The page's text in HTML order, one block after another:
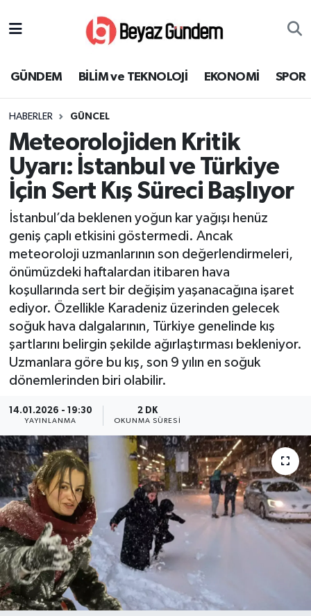
GÜNDEM BİLİM ve TEKNOLOJİ EKONOMİ SPOR
HABERLER GÜNCEL
Meteorolojiden Kritik
Uyarı: İstanbul ve Türkiye
İçin Sert Kış Süreci Başlıyor
İstanbul’da beklenen yoğun kar yağışı henüz
geniş çaplı etkisini göstermedi. Ancak
meteoroloji uzmanlarının son değerlendirmeleri,
önümüzdeki haftalardan itibaren hava
koşullarında sert bir değişim yaşanacağına işaret
ediyor. Özellikle Karadeniz üzerinden gelecek
soğuk hava dalgalarının, Türkiye genelinde kış
şartlarını belirgin şekilde ağırlaştırması bekleniyor.
Uzmanlara göre bu kış, son 9 yılın en soğuk
dönemlerinden biri olabilir.
14.01.2026 - 19:30
YAYINLANMA
2 DK
OKUNMA SÜRESI
EKONOMİ
SAĞLIK
EĞİTİM
KÜLTÜR SANAT
MAGAZİN
Süper Lig Puan Durumu ve Fikstür
Tüm Manşetler
Son Dakika Haberleri
Haber Arşivi